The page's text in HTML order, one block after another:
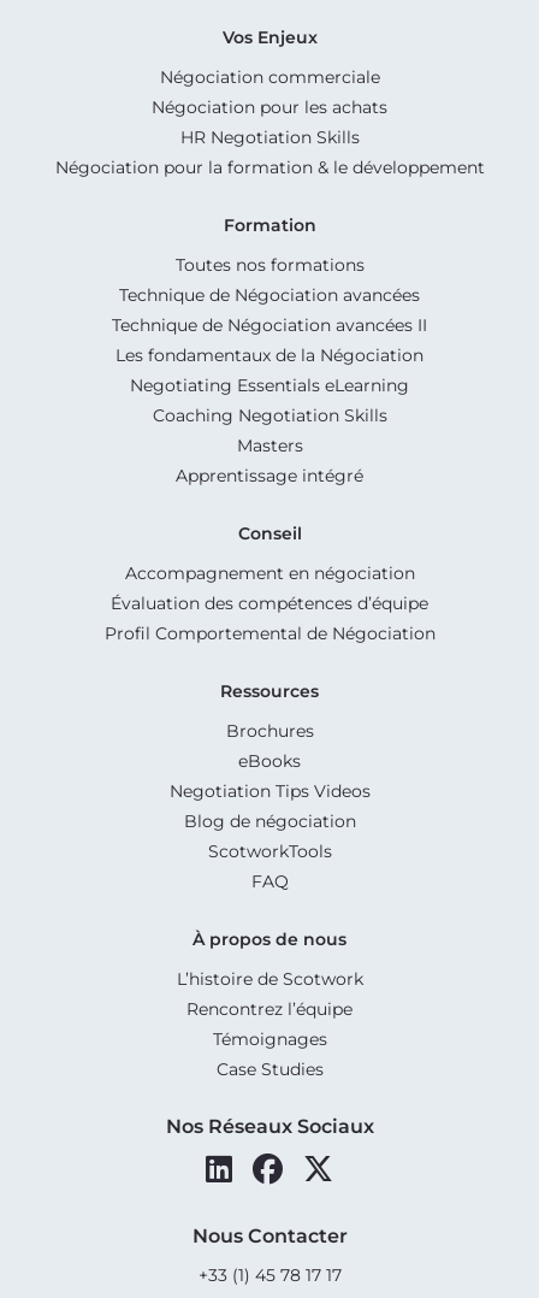
Vos Enjeux
Négociation commerciale
Négociation pour les achats
HR Negotiation Skills
Négociation pour la formation & le développement
Formation
Toutes nos formations
Technique de Négociation avancées
Technique de Négociation avancées II
Les fondamentaux de la Négociation
Negotiating Essentials eLearning
Coaching Negotiation Skills
Masters
Apprentissage intégré
Conseil
Accompagnement en négociation
Évaluation des compétences d’équipe
Profil Comportemental de Négociation
Ressources
Brochures
eBooks
Negotiation Tips Videos
Blog de négociation
ScotworkTools
FAQ
À propos de nous
L’histoire de Scotwork
Rencontrez l’équipe
Témoignages
Case Studies
Nos Réseaux Sociaux
Nous Contacter
+33 (1) 45 78 17 17